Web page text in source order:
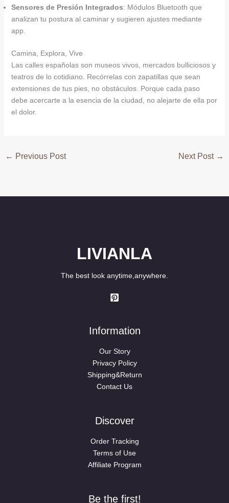
Sensores de Presión Integrados: Módulos Bluetooth que
analizan tu postura al caminar y sugieren ajustes mediante
app.
Camina, Explora, Vive
Las calles españolas son museos vivos, mercados bulliciosos y
teatros de lo cotidiano. Recórrelas con zapatillas que sean
extensiones de tus pies, no obstáculos. Porque cada paso
debe acercarte a la esencia de la ciudad, no alejarte de ella por
el dolor.
← Previous Post Next Post →
LIVIANLA
The best look anytime,anywhere.
Information
Our Story
Privacy Policy
Shipping&Return
Contact Us
Discover
Order Tracking
Terms of Use
Affiliate Program
Be the first!